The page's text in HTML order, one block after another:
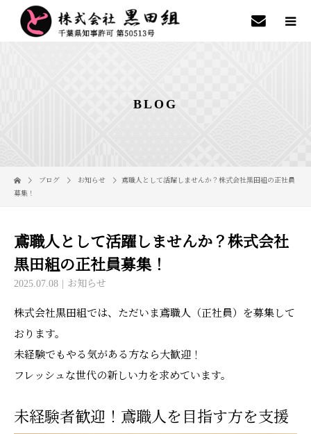
BLOG
ブログ お知らせ
鳶職人として活躍しませんか？株式会社黒田組の正社員
募集！
鳶職人として活躍しませんか？株式会社
黒田組の正社員募集！
2025.07.08 お知らせ
株式会社黒田組では、ただいま鳶職人（正社員）を募集して
おります。
未経験でもやる気がある方なら大歓迎！
フレッシュな世代の新しい力を求めています。
未経験者歓迎！鳶職人を目指す方を支援